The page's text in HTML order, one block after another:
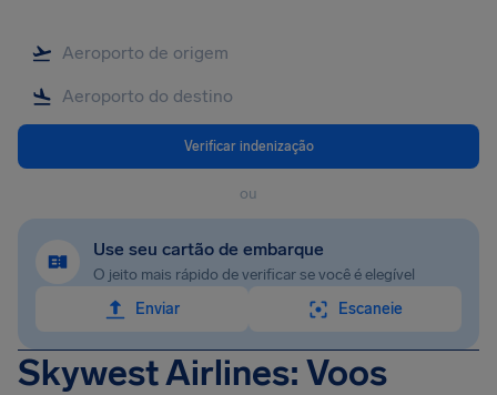
Verificar indenização
ou
Use seu cartão de embarque
O jeito mais rápido de verificar se você é elegível
Enviar
Escaneie
Skywest Airlines: Voos